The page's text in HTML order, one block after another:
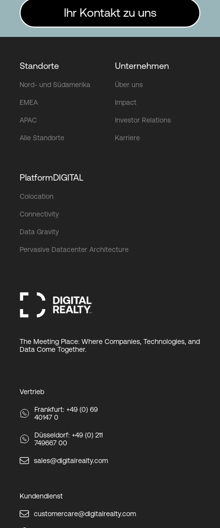
Ihr Kontakt zu uns
Standorte
Nord- und Südamerika
EMEA
APAC
Alle Standorte
Unternehmen
Über uns
Impact
Investor Relations
Karriere
PlatformDIGITAL
Colocation
Connectivity
Data Gravity
Pervasive Datacenter Architecture
The Meeting Place: Where Companies, Technologies, and
Data Come Together.
Vertrieb
Frankfurt: +49 (0) 69
40147 0
Düsseldorf: +49 (0) 211
749667 00
sales@digitalrealty.com
Kundendienst
customercare@digitalrealty.com